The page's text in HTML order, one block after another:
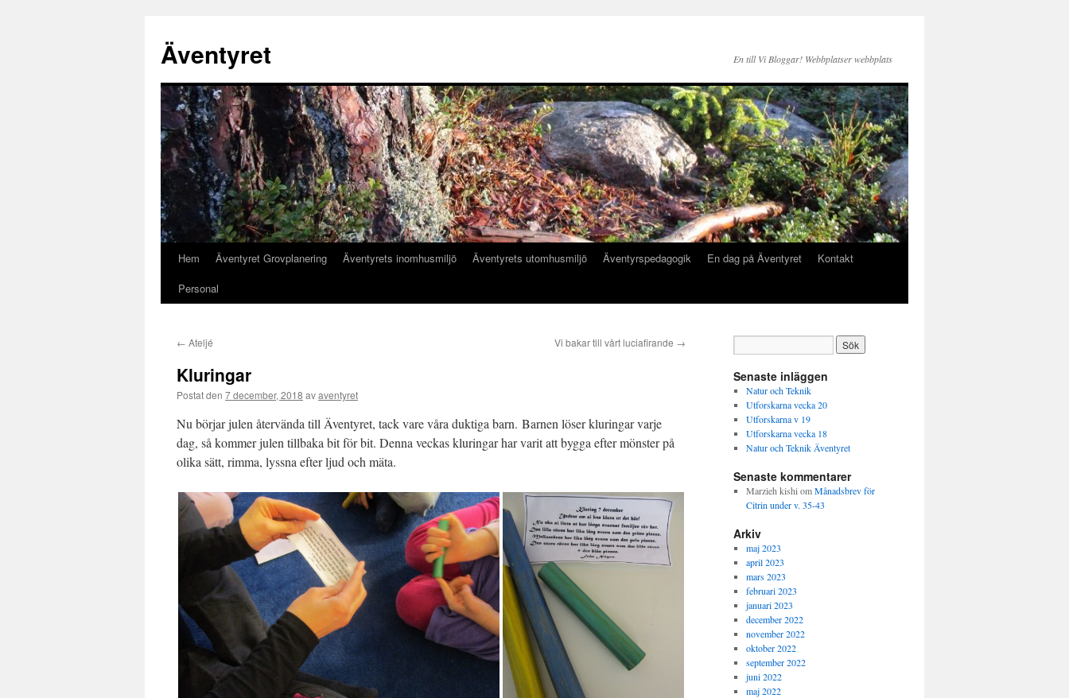
Äventyret En till Vi Bloggar! Webbplatser webbplats
Hoppa
Hem Äventyret Grovplanering Äventyrets inomhusmiljö Äventyrets utomhusmiljö Äventyrspedagogik En dag på Äventyret
Kontakt
Personal
← Ateljé Vi bakar till vårt luciafirande →
Kluringar
Postat den 7 december, 2018 avaventyret
Nu börjar julen återvända till Äventyret, tack vare våra duktiga barn. Barnen löser kluringar varje
dag, så kommer julen tillbaka bit för bit. Denna veckas kluringar har varit att bygga efter mönster på
olika sätt, rimma, lyssna efter ljud och mäta.
Senaste inläggen
Natur och Teknik
Utforskarna vecka 20
Utforskarna v 19
Utforskarna vecka 18
Natur och Teknik Äventyret
Senaste kommentarer
Marzieh kishi omMånadsbrev för
Citrin under v. 35-43
Arkiv
maj 2023
april 2023
mars 2023
februari 2023
januari 2023
december 2022
november 2022
oktober 2022
september 2022
juni 2022
maj 2022